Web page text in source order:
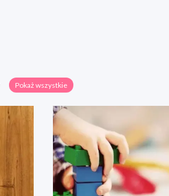
Pokaż wszystkie